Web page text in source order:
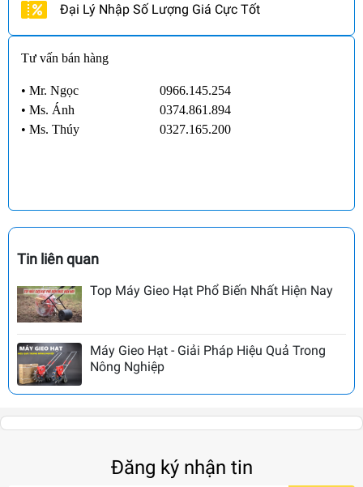
Đại Lý Nhập Số Lượng Giá Cực Tốt
Tư vấn bán hàng
• Mr. Ngọc
0966.145.254
• Ms. Ánh
0374.861.894
• Ms. Thúy 0327.165.200
Tin liên quan
Top Máy Gieo Hạt Phổ Biến Nhất Hiện Nay
Máy Gieo Hạt - Giải Pháp Hiệu Quả Trong
Nông Nghiệp
Đăng ký nhận tin